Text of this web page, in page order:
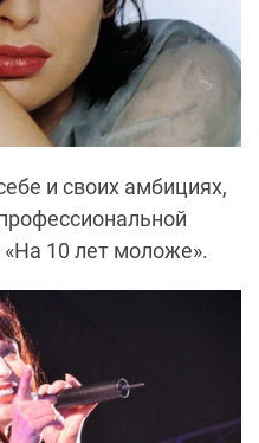
и своих амбициях,
10 лет моложе».